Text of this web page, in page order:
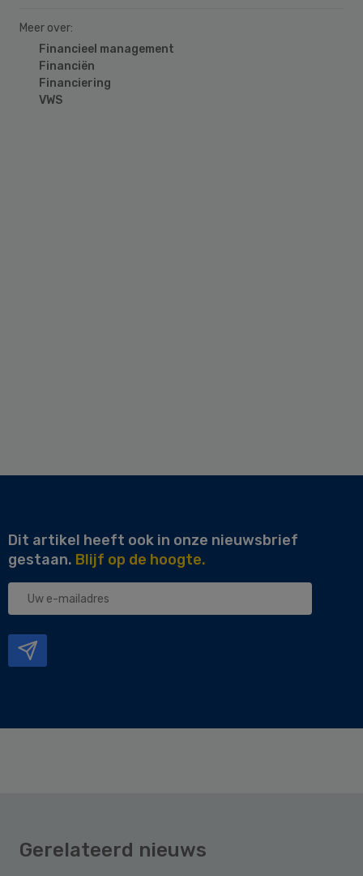
Meer over:
Financieel management
Financiën
Financiering
VWS
Dit artikel heeft ook in onze nieuwsbrief
gestaan. Blijf op de hoogte.
Uw
Gerelateerd nieuws